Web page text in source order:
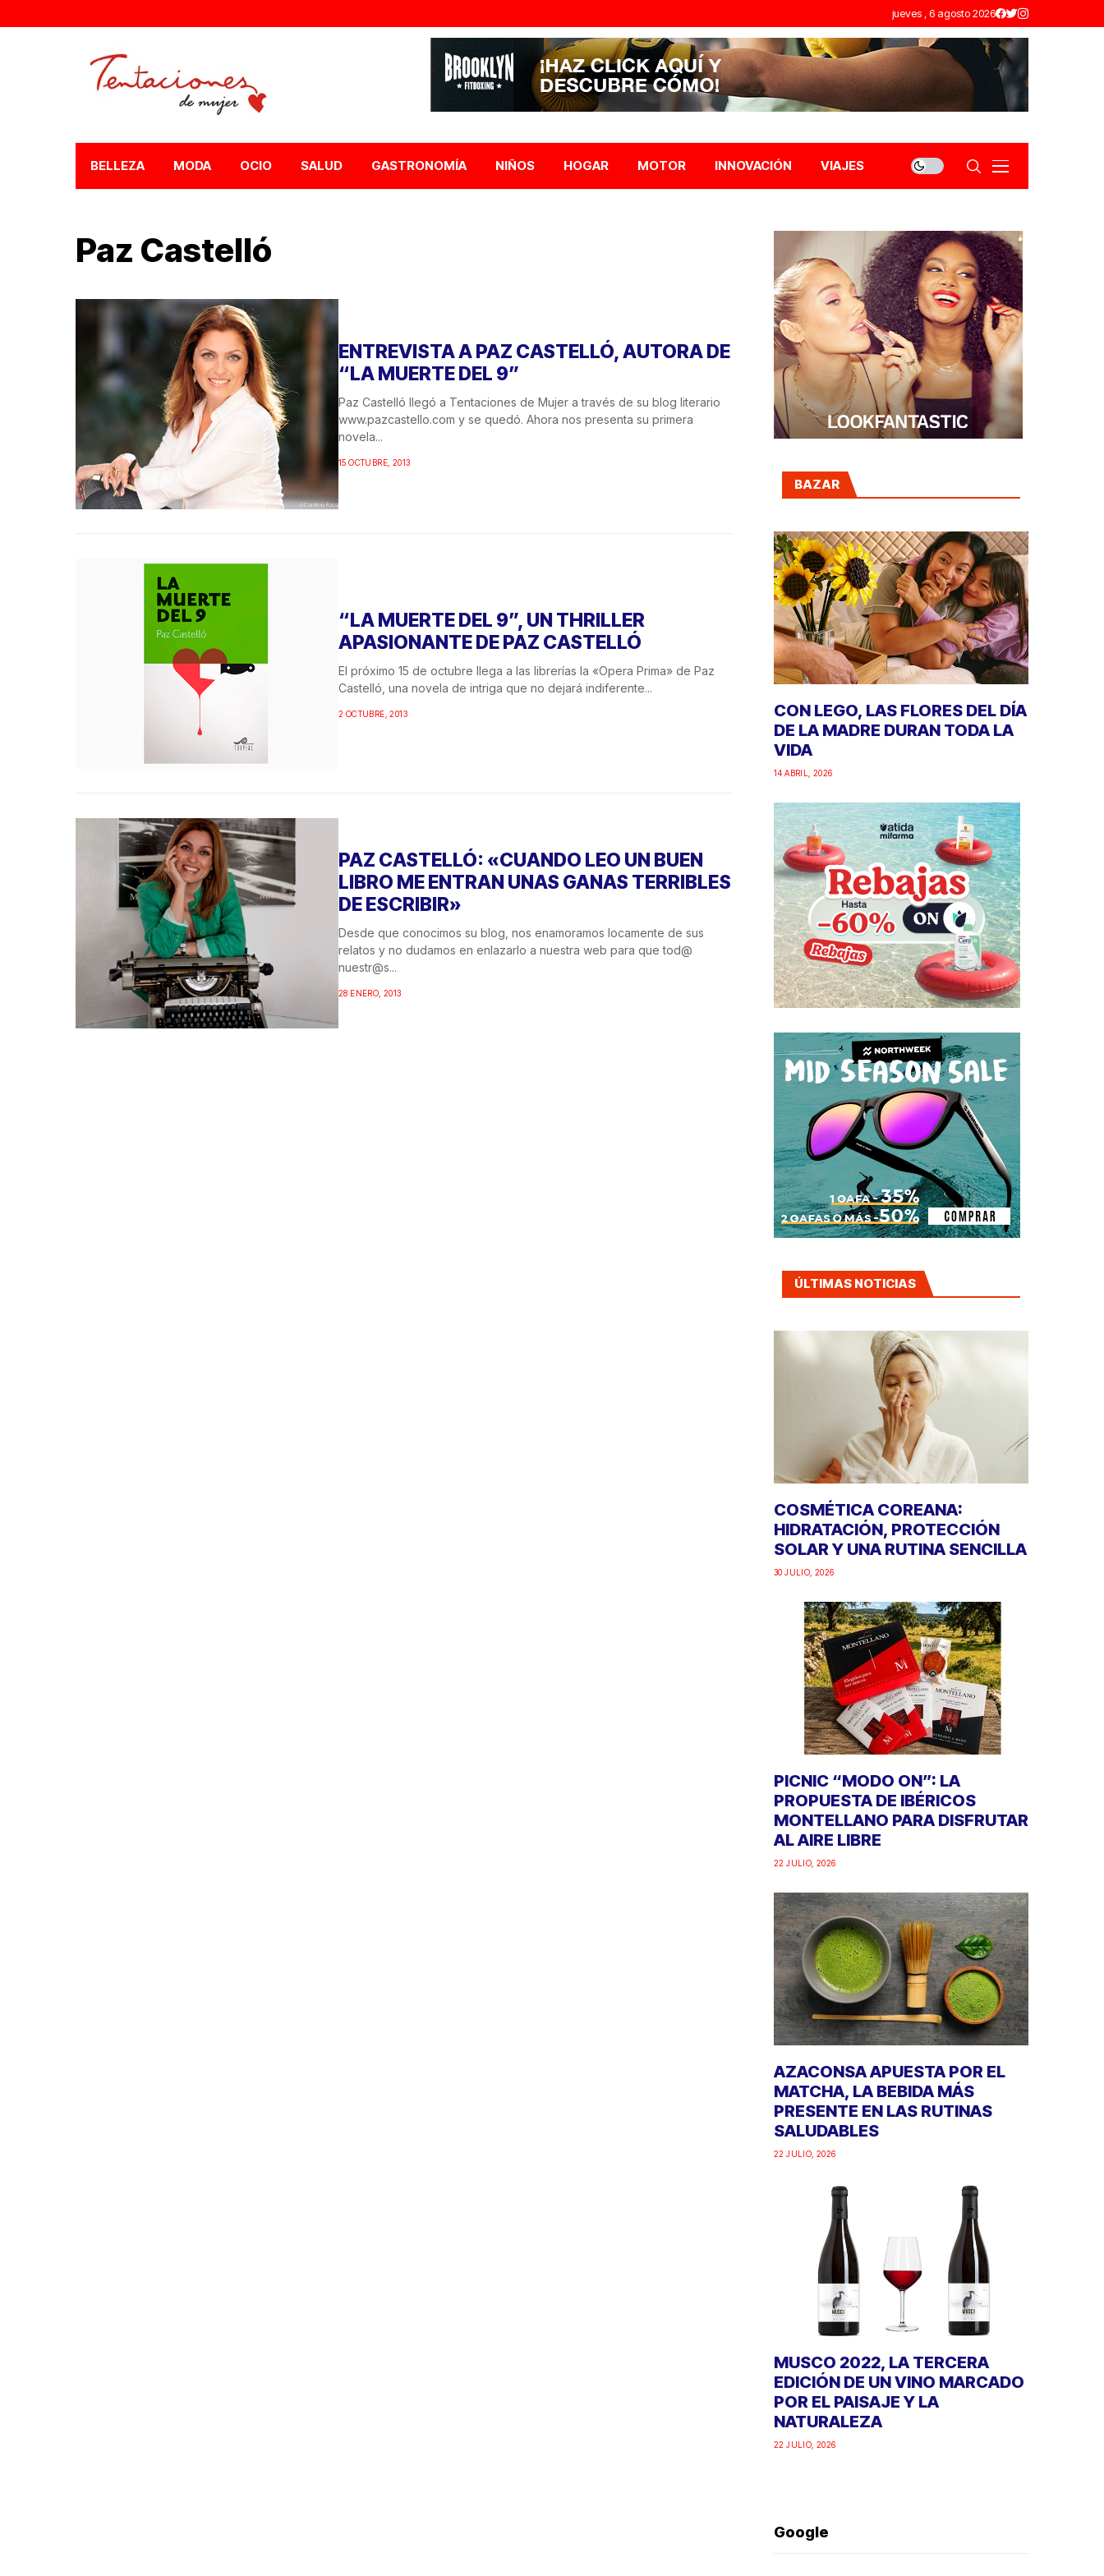
jueves , 6 agosto 2026
BELLEZA MODA OCIO SALUD GASTRONOMÍA NIÑOS HOGAR MOTOR INNOVACIÓN VIAJES
Paz Castelló
ENTREVISTA A PAZ CASTELLÓ, AUTORA DE
“LA MUERTE DEL 9”
Paz Castelló llegó a Tentaciones de Mujer a través de su blog literario
www.pazcastello.com y se quedó. Ahora nos presenta su primera
novela...
15 OCTUBRE, 2013
“LA MUERTE DEL 9”, UN THRILLER
APASIONANTE DE PAZ CASTELLÓ
El próximo 15 de octubre llega a las librerías la «Opera Prima» de Paz
Castelló, una novela de intriga que no dejará indiferente...
2 OCTUBRE, 2013
PAZ CASTELLÓ: «CUANDO LEO UN BUEN
LIBRO ME ENTRAN UNAS GANAS TERRIBLES
DE ESCRIBIR»
Desde que conocimos su blog, nos enamoramos locamente de sus
relatos y no dudamos en enlazarlo a nuestra web para que tod@
nuestr@s...
28 ENERO, 2013
BAZAR
CON LEGO, LAS FLORES DEL DÍA
DE LA MADRE DURAN TODA LA
VIDA
14 ABRIL, 2026
ÚLTIMAS NOTICIAS
COSMÉTICA COREANA:
HIDRATACIÓN, PROTECCIÓN
SOLAR Y UNA RUTINA SENCILLA
30 JULIO, 2026
PICNIC “MODO ON”: LA
PROPUESTA DE IBÉRICOS
MONTELLANO PARA DISFRUTAR
AL AIRE LIBRE
22 JULIO, 2026
AZACONSA APUESTA POR EL
MATCHA, LA BEBIDA MÁS
PRESENTE EN LAS RUTINAS
SALUDABLES
22 JULIO, 2026
MUSCO 2022, LA TERCERA
EDICIÓN DE UN VINO MARCADO
POR EL PAISAJE Y LA
NATURALEZA
22 JULIO, 2026
Google